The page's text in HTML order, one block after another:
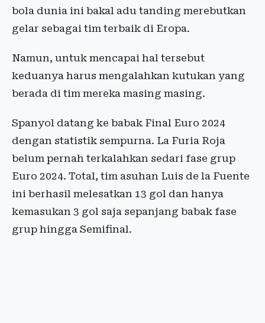
bola dunia ini bakal adu tanding merebutkan
gelar sebagai tim terbaik di Eropa.
Namun, untuk mencapai hal tersebut
keduanya harus mengalahkan kutukan yang
berada di tim mereka masing masing.
Spanyol datang ke babak Final Euro 2024
dengan statistik sempurna. La Furia Roja
belum pernah terkalahkan sedari fase grup
Euro 2024. Total, tim asuhan Luis de la Fuente
ini berhasil melesatkan 13 gol dan hanya
kemasukan 3 gol saja sepanjang babak fase
grup hingga Semifinal.